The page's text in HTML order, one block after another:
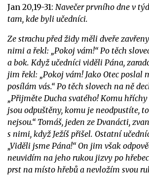
Jan 20,19-31: Navečer prvního dne v
tam, kde byli učedníci.
Ze strachu před židy měli dveře
nimi a řekl: „Pokoj vám!“ Po těch
a bok. Když učedníci viděli Pána,
jim řekl: „Pokoj vám! Jako Otec poslal
posílám vás.“ Po těch slovech na ně
„Přijměte Ducha svatého! Komu
jsou odpuštěny, komu je neodpustíte,
nejsou.“ Tomáš, jeden ze Dvanácti,
s nimi, když Ježíš přišel. Ostatní
„Viděli jsme Pána!“ On jim však
neuvidím na jeho rukou jizvy po
prst na místo hřebů a nevložím svou